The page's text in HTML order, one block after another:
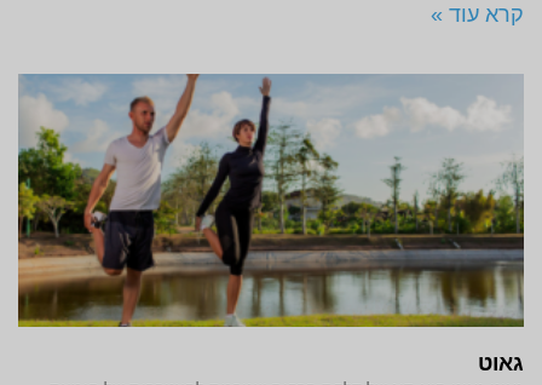
קרא עוד »
גאוט